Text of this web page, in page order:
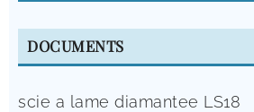
DOCUMENTS
scie a lame diamantee LS18